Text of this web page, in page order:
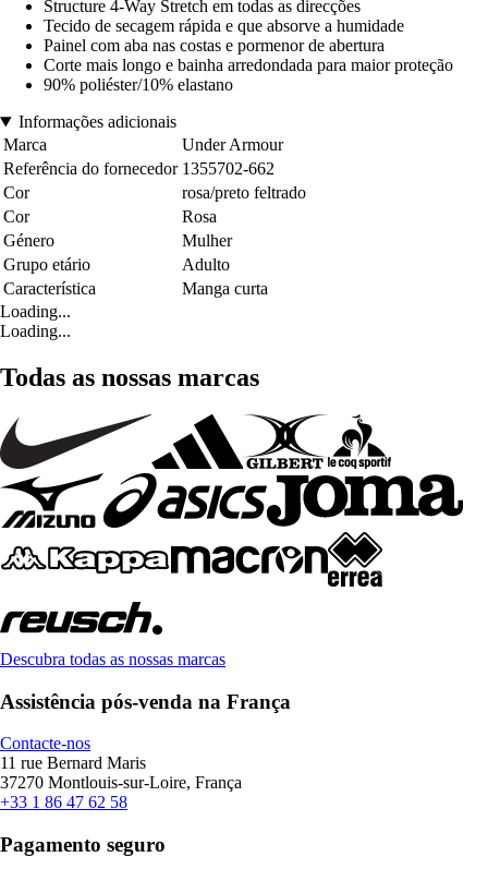
Structure 4-Way Stretch em todas as direcções
Tecido de secagem rápida e que absorve a humidade
Painel com aba nas costas e pormenor de abertura
Corte mais longo e bainha arredondada para maior proteção
90% poliéster/10% elastano
Informações adicionais
Marca
Under Armour
Referência do fornecedor 1355702-662
Cor
rosa/preto feltrado
Cor
Rosa
Género
Mulher
Grupo etário
Adulto
Característica
Manga curta
Loading...
Loading...
Todas as nossas marcas
Descubra todas as nossas marcas
Assistência pós-venda na França
Contacte-nos
11 rue Bernard Maris
37270 Montlouis-sur-Loire, França
+33 1 86 47 62 58
Pagamento seguro